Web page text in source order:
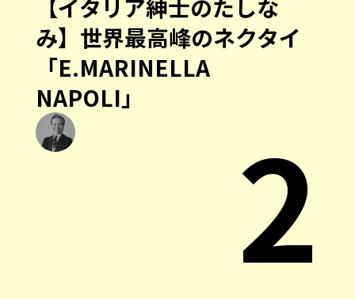
【イタリア紳士のたしな
み】世界最高峰のネクタイ
「E.MARINELLA
NAPOLI」
2